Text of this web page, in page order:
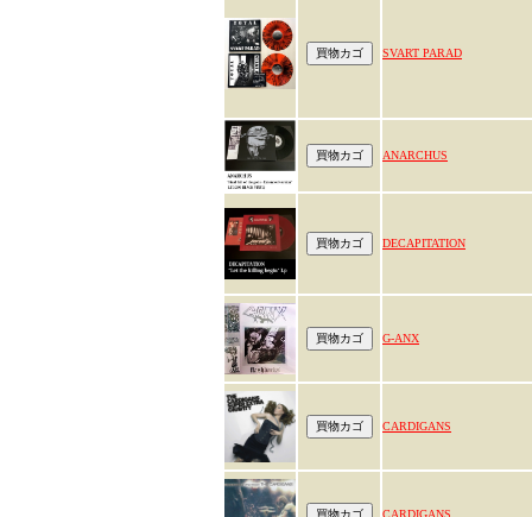
SVART PARAD
ANARCHUS
DECAPITATION
G-ANX
CARDIGANS
CARDIGANS